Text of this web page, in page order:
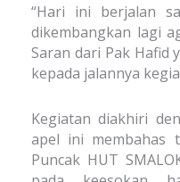
“Hari ini berjalan
dikembangkan lagi
Saran dari Pak Hafid
kepada jalannya
Kegiatan diakhiri
apel ini membahas
Puncak HUT